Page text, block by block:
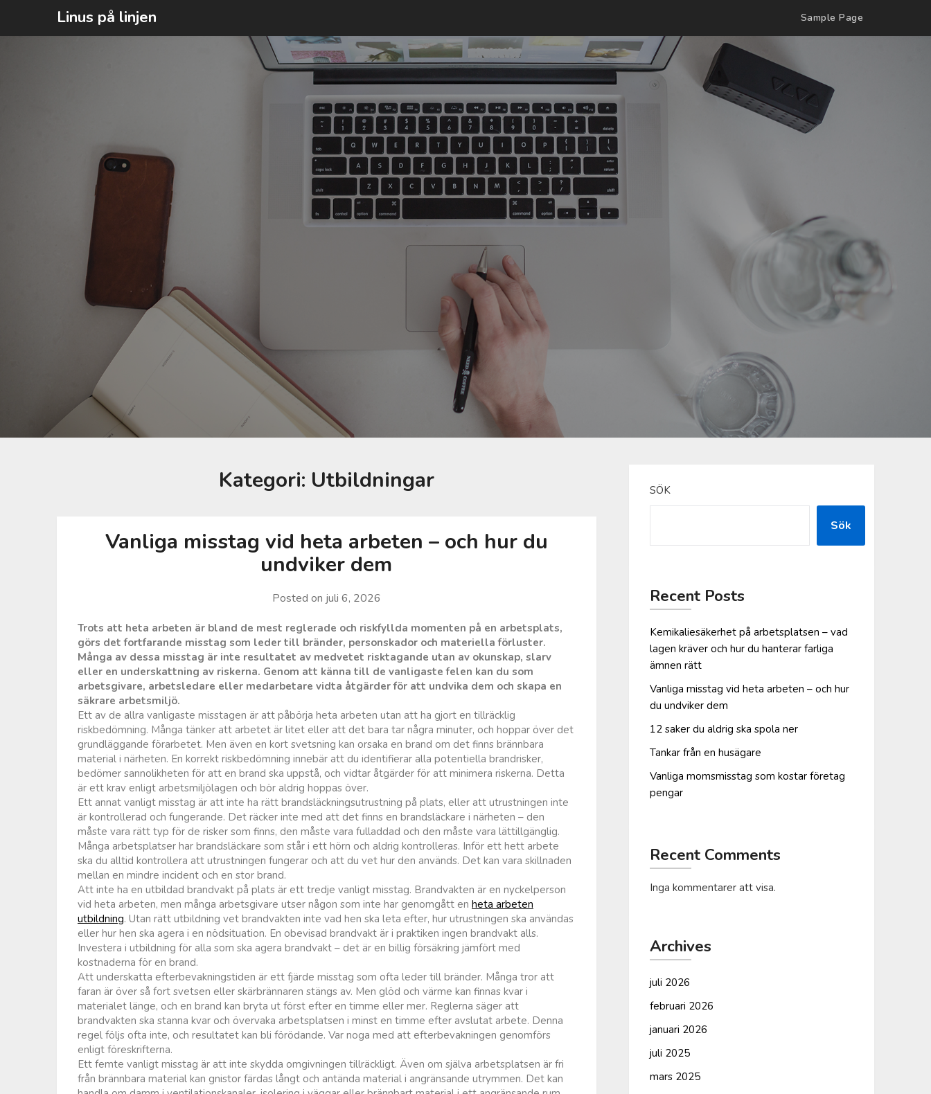
Linus på linjen Sample Page
Kategori: Utbildningar
Vanliga misstag vid heta arbeten – och hur du
undviker dem
Posted on juli 6, 2026
Trots att heta arbeten är bland de mest reglerade och riskfyllda momenten på en arbetsplats,
görs det fortfarande misstag som leder till bränder, personskador och materiella förluster.
Många av dessa misstag är inte resultatet av medvetet risktagande utan av okunskap, slarv
eller en underskattning av riskerna. Genom att känna till de vanligaste felen kan du som
arbetsgivare, arbetsledare eller medarbetare vidta åtgärder för att undvika dem och skapa en
säkrare arbetsmiljö.
Ett av de allra vanligaste misstagen är att påbörja heta arbeten utan att ha gjort en tillräcklig
riskbedömning. Många tänker att arbetet är litet eller att det bara tar några minuter, och hoppar över det
grundläggande förarbetet. Men även en kort svetsning kan orsaka en brand om det finns brännbara
material i närheten. En korrekt riskbedömning innebär att du identifierar alla potentiella brandrisker,
bedömer sannolikheten för att en brand ska uppstå, och vidtar åtgärder för att minimera riskerna. Detta
är ett krav enligt arbetsmiljölagen och bör aldrig hoppas över.
Ett annat vanligt misstag är att inte ha rätt brandsläckningsutrustning på plats, eller att utrustningen inte
är kontrollerad och fungerande. Det räcker inte med att det finns en brandsläckare i närheten – den
måste vara rätt typ för de risker som finns, den måste vara fulladdad och den måste vara lättillgänglig.
Många arbetsplatser har brandsläckare som står i ett hörn och aldrig kontrolleras. Inför ett hett arbete
ska du alltid kontrollera att utrustningen fungerar och att du vet hur den används. Det kan vara skillnaden
mellan en mindre incident och en stor brand.
Att inte ha en utbildad brandvakt på plats är ett tredje vanligt misstag. Brandvakten är en nyckelperson
vid heta arbeten, men många arbetsgivare utser någon som inte har genomgått en heta arbeten
utbildning. Utan rätt utbildning vet brandvakten inte vad hen ska leta efter, hur utrustningen ska användas
eller hur hen ska agera i en nödsituation. En obevisad brandvakt är i praktiken ingen brandvakt alls.
Investera i utbildning för alla som ska agera brandvakt – det är en billig försäkring jämfört med
kostnaderna för en brand.
Att underskatta efterbevakningstiden är ett fjärde misstag som ofta leder till bränder. Många tror att
faran är över så fort svetsen eller skärbrännaren stängs av. Men glöd och värme kan finnas kvar i
materialet länge, och en brand kan bryta ut först efter en timme eller mer. Reglerna säger att
brandvakten ska stanna kvar och övervaka arbetsplatsen i minst en timme efter avslutat arbete. Denna
regel följs ofta inte, och resultatet kan bli förödande. Var noga med att efterbevakningen genomförs
enligt föreskrifterna.
Ett femte vanligt misstag är att inte skydda omgivningen tillräckligt. Även om själva arbetsplatsen är fri
från brännbara material kan gnistor färdas långt och antända material i angränsande utrymmen. Det kan
SÖK
Sök
Recent Posts
Kemikaliesäkerhet på arbetsplatsen – vad
lagen kräver och hur du hanterar farliga
ämnen rätt
Vanliga misstag vid heta arbeten – och hur
du undviker dem
12 saker du aldrig ska spola ner
Tankar från en husägare
Vanliga moms­misstag som kostar företag
pengar
Recent Comments
Inga kommentarer att visa.
Archives
juli 2026
februari 2026
januari 2026
juli 2025
mars 2025